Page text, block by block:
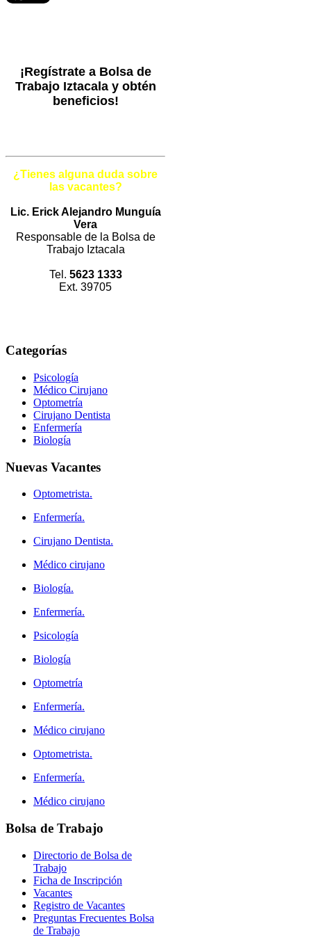
¡Regístrate a Bolsa de
Trabajo Iztacala y obtén
beneficios!
¿Tienes alguna duda sobre
las vacantes?
Lic. Erick Alejandro Munguía
Vera
Responsable de la Bolsa de
Trabajo Iztacala
Tel. 5623 1333
Ext. 39705
Categorías
Psicología
Médico Cirujano
Optometría
Cirujano Dentista
Enfermería
Biología
Nuevas Vacantes
Optometrista.
Enfermería.
Cirujano Dentista.
Médico cirujano
Biología.
Enfermería.
Psicología
Biología
Optometría
Enfermería.
Médico cirujano
Optometrista.
Enfermería.
Médico cirujano
Bolsa de Trabajo
Directorio de Bolsa de
Trabajo
Ficha de Inscripción
Vacantes
Registro de Vacantes
Preguntas Frecuentes Bolsa
de Trabajo